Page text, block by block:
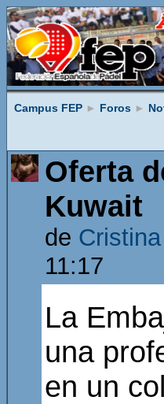
Campus FEP ► Foros ►
Oferta
Kuwait
de
11:17
La
una
en un